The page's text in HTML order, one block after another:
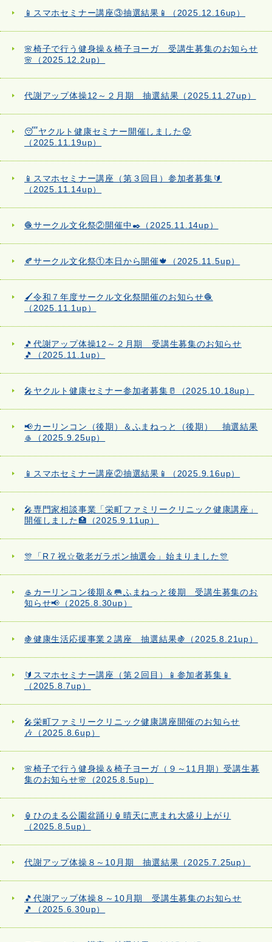
📱スマホセミナー講座③抽選結果📱（2025.12.16up）
🌸椅子で行う健身操＆椅子ヨーガ 受講生募集のお知らせ
🌸（2025.12.2up）
代謝アップ体操12～２月期 抽選結果（2025.11.27up）
😴ヤクルト健康セミナー開催しました😟
（2025.11.19up）
📱スマホセミナー講座（第３回目）参加者募集🔰
（2025.11.14up）
🧶サークル文化祭②開催中✒️（2025.11.14up）
🍂サークル文化祭①本日から開催🍁（2025.11.5up）
🖌️令和７年度サークル文化祭開催のお知らせ🧶
（2025.11.1up）
🎵代謝アップ体操12～２月期 受講生募集のお知らせ
🎵（2025.11.1up）
🎤ヤクルト健康セミナー参加者募集🥛（2025.10.18up）
📢カーリンコン（後期）＆ふまねっと（後期） 抽選結果
🥌（2025.9.25up）
📱スマホセミナー講座②抽選結果📱（2025.9.16up）
🎤専門家相談事業「栄町ファミリークリニック健康講座」
開催しました🏥（2025.9.11up）
🎊「R７祝☆敬老ガラポン抽選会」始まりました🎊
🥌カーリンコン後期＆🥅ふまねっと後期 受講生募集のお
知らせ📢（2025.8.30up）
🍇健康生活応援事業２講座 抽選結果🍇（2025.8.21up）
🔰スマホセミナー講座（第２回目）📱参加者募集📱
（2025.8.7up）
🎤栄町ファミリークリニック健康講座開催のお知らせ
🎶（2025.8.6up）
🌸椅子で行う健身操＆椅子ヨーガ（９～11月期）受講生募
集のお知らせ🌸（2025.8.5up）
🏮ひのまる公園盆踊り🏮晴天に恵まれ大盛り上がり
（2025.8.5up）
代謝アップ体操８～10月期 抽選結果（2025.7.25up）
🎵代謝アップ体操８～10月期 受講生募集のお知らせ
🎵（2025.6.30up）